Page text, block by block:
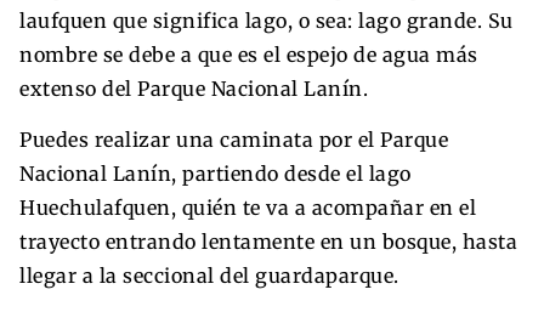
laufquen que significa lago, o sea: lago grande. Su
nombre se debe a que es el espejo de agua más
extenso del Parque Nacional Lanín.
Puedes realizar una caminata por el Parque
Nacional Lanín, partiendo desde el lago
Huechulafquen, quién te va a acompañar en el
trayecto entrando lentamente en un bosque, hasta
llegar a la seccional del guardaparque.